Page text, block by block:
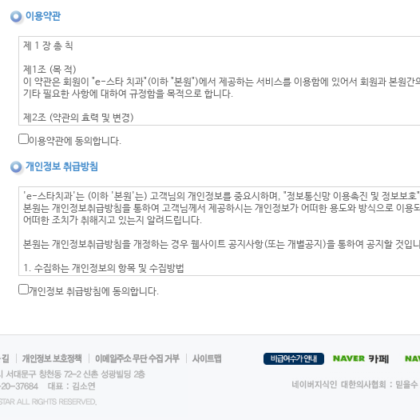
이용약관
제 1 장 총 칙
제1조 (목 적)
이 약관은 회원이 "e-스타 치과"(이하 "본원")에서 제공하는 서비스를 이용함에 있어서 회원과 본원간
기타 필요한 사항에 대하여 규정함을 목적으로 합니다.
제2조 (약관의 효력 및 변경)
발생합니다.
공지함으로써 효력이 발생합니다. 다만, 이용자의 권리 또는 의무에 관한 중요한 규정의 변경은 최소한
제3조 (약관 외 준칙)
이 약관에 명시되지 않은 사항에 대해서는 전기통신기본법, 전기통신사업법 등 관계법령과 상관습에
제4조 (용어의 정의)
① 이 약관에서 사용하는 용어의 정의는 다음과 같습니다.
1. 회원 : 사이트에 접속하여 이 약관에 동의하고, ID(고유번호)와 Password(비밀번호)를 부여 받은
2. ID(고유번호) : 회원 식별과 회원의 서비스 이용을 위하여 회원이 선정하고 본원이 승인하는 영문
능
3. PASSWORD(비밀번호) : 회원의 정보 보호를 위해 회원 자신이 설정한 문자와 숫자의 조합
② 이 약관에서 사용하는 용어의 정의는 제1항에서 정하는 것을 제외하고는 관계 법령 및 서비스별 안
제 2 장 서비스 이용 계약
제5조 (서비스 이용 계약의 성립)
① "위의 이용약관에 동의하십니까?" 라는 이용 신청시의 물음에 고객이 "동의" 버튼을 누르면 약관에
이용약관에 동의합니다.
개인정보 취급방침
'e-스타치과'는 (이하 '본원'는) 고객님의 개인정보를 중요시하며, "정보통신망 이용촉진 및 정보보호
본원는 개인정보취급방침을 통하여 고객님께서 제공하시는 개인정보가 어떠한 용도와 방식으로 이용
어떠한 조치가 취해지고 있는지 알려드립니다.
본원는 개인정보취급방침을 개정하는 경우 웹사이트 공지사항(또는 개별공지)을 통하여 공지할 것입
1. 수집하는 개인정보의 항목 및 수집방법
귀하가 본원의 서비스를 이용하기 위해서는 회원가입 시 필수항목과 선택항목이 있는데,
[홈페이지 회원가입 시 수집항목]- 필수항목 : 성명, 아이디, 비밀번호, 주소, 연락처(전화번호, 휴대
- 선택항목 : 이메일, 메일수신여부
- 서비스 이용 과정이나 서비스 제공 업무 처리 과정에서 다음과 같은 정보들이 자동으로 생성되어 수
(서비스 이용기록, 접속 로그, 쿠키, 접속 IP 정보)
[개인정보 수집방법]- 다음과 같은 방법으로 개인정보를 수집합니다.
개인정보 취급방침에 동의합니다.